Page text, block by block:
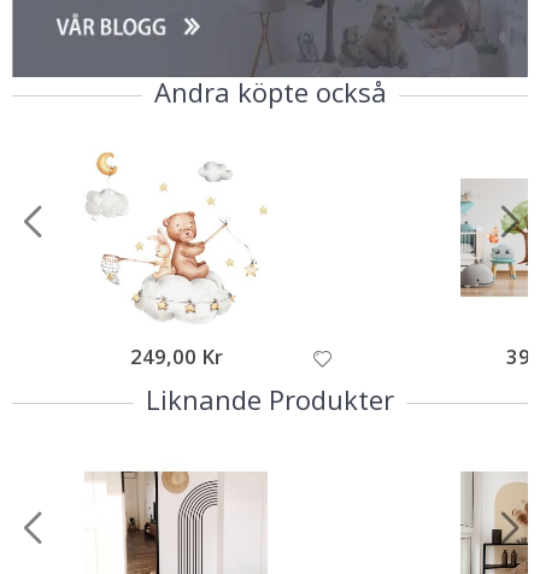
Andra köpte också
249,00 Kr
Liknande Produkter